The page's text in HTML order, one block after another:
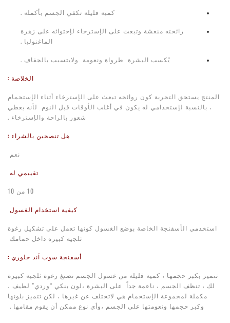
كمية قليلة تكفي الجسم بأكمله .
رائحته منعشة وتبعث على الإسترخاء لإحتوائه على زهرة
الماغنوليا .
يُكسب البشرة طرواة ونعومة ولايتسبب بالجفاف .
الخلاصة :
المنتج يستحق التجربة كون روائحه تبعث على الإسترخاء أثناء الإستحمام
، بالنسبة لإستخدامي له يكون في أغلب الأوقات قبل النوم لأنه يعطي
شعور بالراحة والإسترخاء .
هل تنصحين بالشراء :
نعم
تقييمي له
10 من 10
كيفية استخدام الغسول
استخدمي الأسفنجة الخاصة بوضع الغسول كونها تعمل على تشكيل رغوة
ثلجية كبيرة داخل حمامك
أسفنجة سوب آند جلوري :
تتميز بكبر حجمها ، كمية قليلة من غسول الجسم تصنغ رغوة ثلجية كبيرة
لك ، تنظف الجسم ، ناعمة جداً على البشرة ،لون بنكي “وردي” لطيف ،
مكملة لمجموعة الإستحمام هي لاتختلف عن غيرها ، لكن تتميز بلونها
وكبر حجمها ونعومتها على الجسم ،وأي نوع ممكن أن يقوم مقامها .